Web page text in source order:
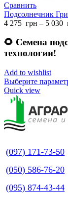
Сравнить
Подсолнечник
4 275 грн – 5 030
🌻 Семена
технологии!
Add to wishlist
Выберите
Quick view
(097) 171-73-50
(050) 586-76-20
(095) 874-43-44